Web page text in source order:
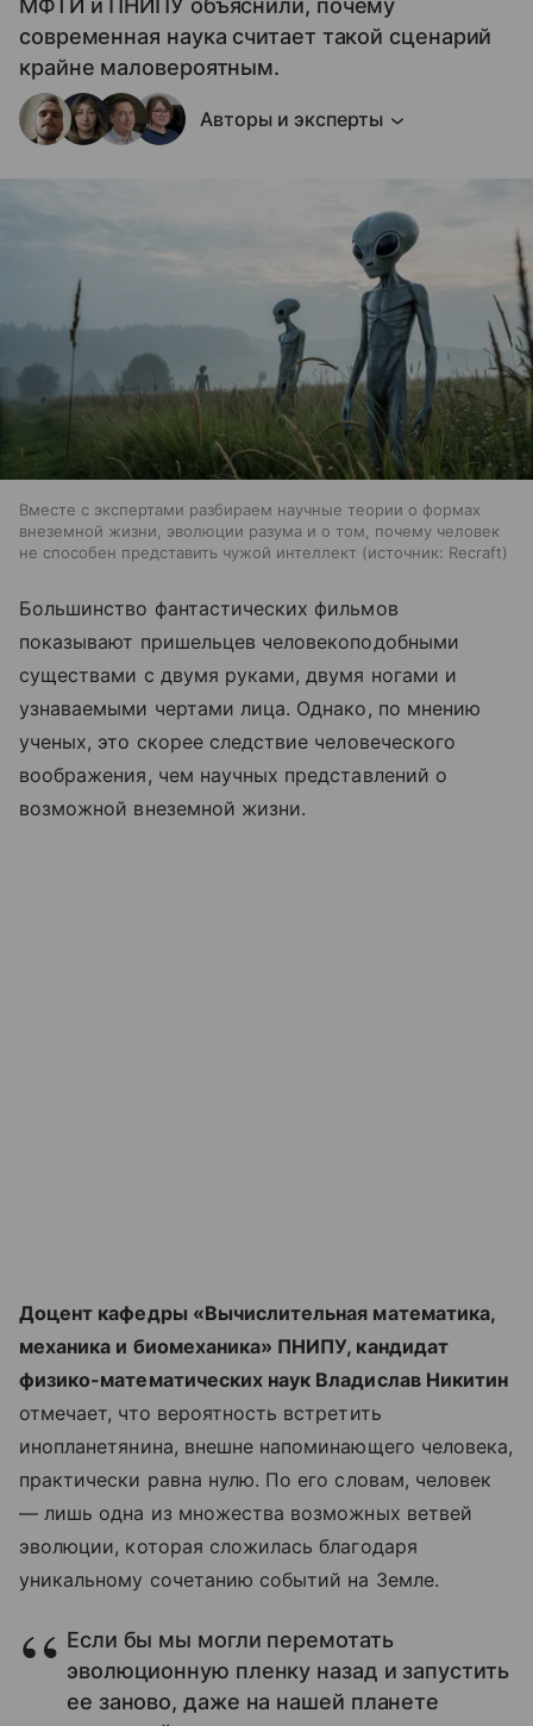
МФТИ и ПНИПУ объяснили, почему
современная наука считает такой сценарий
крайне маловероятным.
Авторы и эксперты
Вместе с экспертами разбираем научные теории о формах
внеземной жизни, эволюции разума и о том, почему человек
не способен представить чужой интеллект
источник: Recraft
Большинство фантастических фильмов
показывают пришельцев человекоподобными
существами с двумя руками, двумя ногами и
узнаваемыми чертами лица. Однако, по мнению
ученых, это скорее следствие человеческого
воображения, чем научных представлений о
возможной внеземной жизни.
Доцент кафедры «Вычислительная математика,
механика и биомеханика» ПНИПУ, кандидат
физико-математических наук Владислав Никитин
отмечает, что вероятность встретить
инопланетянина, внешне напоминающего человека,
практически равна нулю. По его словам, человек
— лишь одна из множества возможных ветвей
эволюции, которая сложилась благодаря
уникальному сочетанию событий на Земле.
Если бы мы могли перемотать
эволюционную пленку назад и запустить
ее заново, даже на нашей планете